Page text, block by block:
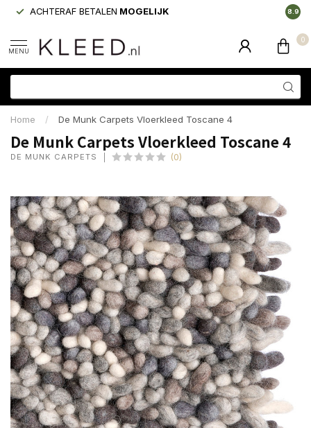
ACHTERAF BETALEN MOGELIJK 8.9
MENU
0
Home / De Munk Carpets Vloerkleed Toscane 4
De Munk Carpets Vloerkleed Toscane 4
DE MUNK CARPETS (0)